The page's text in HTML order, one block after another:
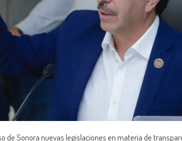
de Sonora nuevas legislaciones en materia de